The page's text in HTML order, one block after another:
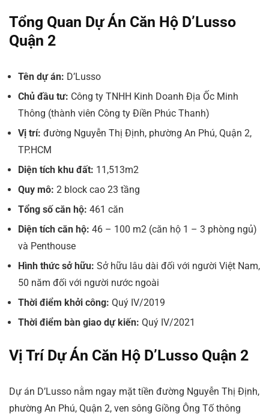
Tổng Quan Dự Án Căn Hộ D’Lusso
Quận 2
Tên dự án: D’Lusso
Chủ đầu tư: Công ty TNHH Kinh Doanh Địa Ốc Minh
Thông (thành viên Công ty Điền Phúc Thanh)
Vị trí: đường Nguyễn Thị Định, phường An Phú, Quận 2,
TP.HCM
Diện tích khu đất: 11,513m2
Quy mô: 2 block cao 23 tầng
Tổng số căn hộ: 461 căn
Diện tích căn hộ: 46 – 100 m2 (căn hộ 1 – 3 phòng ngủ)
và Penthouse
Hình thức sở hữu: Sở hữu lâu dài đối với người Việt Nam,
50 năm đối với người nước ngoài
Thời điểm khởi công: Quý IV/2019
Thời điểm bàn giao dự kiến: Quý IV/2021
Vị Trí Dự Án Căn Hộ D’Lusso Quận 2
Dự án D’Lusso nằm ngay mặt tiền đường Nguyễn Thị Định,
phường An Phú, Quận 2, ven sông Giồng Ông Tố thông